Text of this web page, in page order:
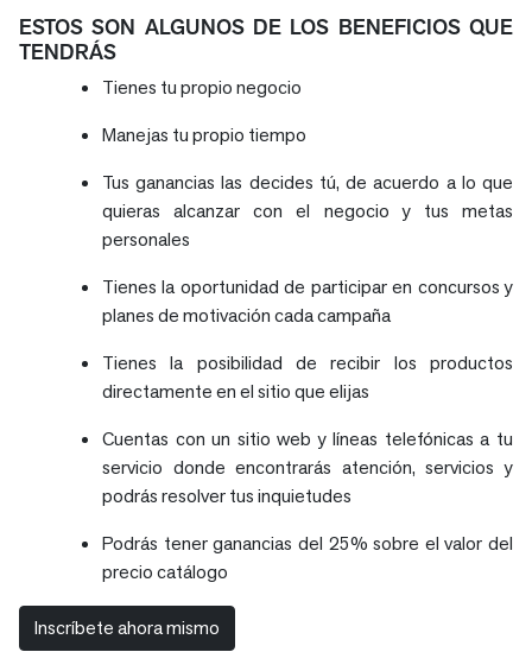
ESTOS SON ALGUNOS DE LOS BENEFICIOS QUE
TENDRÁS
Tienes tu propio negocio
Manejas tu propio tiempo
Tus ganancias las decides tú, de acuerdo a lo que
quieras alcanzar con el negocio y tus metas
personales
Tienes la oportunidad de participar en concursos y
planes de motivación cada campaña
Tienes la posibilidad de recibir los productos
directamente en el sitio que elijas
Cuentas con un sitio web y líneas telefónicas a tu
servicio donde encontrarás atención, servicios y
podrás resolver tus inquietudes
Podrás tener ganancias del 25% sobre el valor del
precio catálogo
Inscríbete ahora mismo